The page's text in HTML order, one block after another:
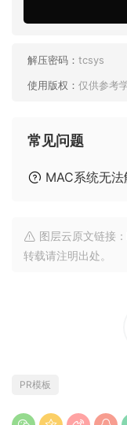
解压密码： tcsys
使用版权： 仅供参考
常见问题
MAC系统无
图层云原文链接：
转载请注明出处。
PR模板